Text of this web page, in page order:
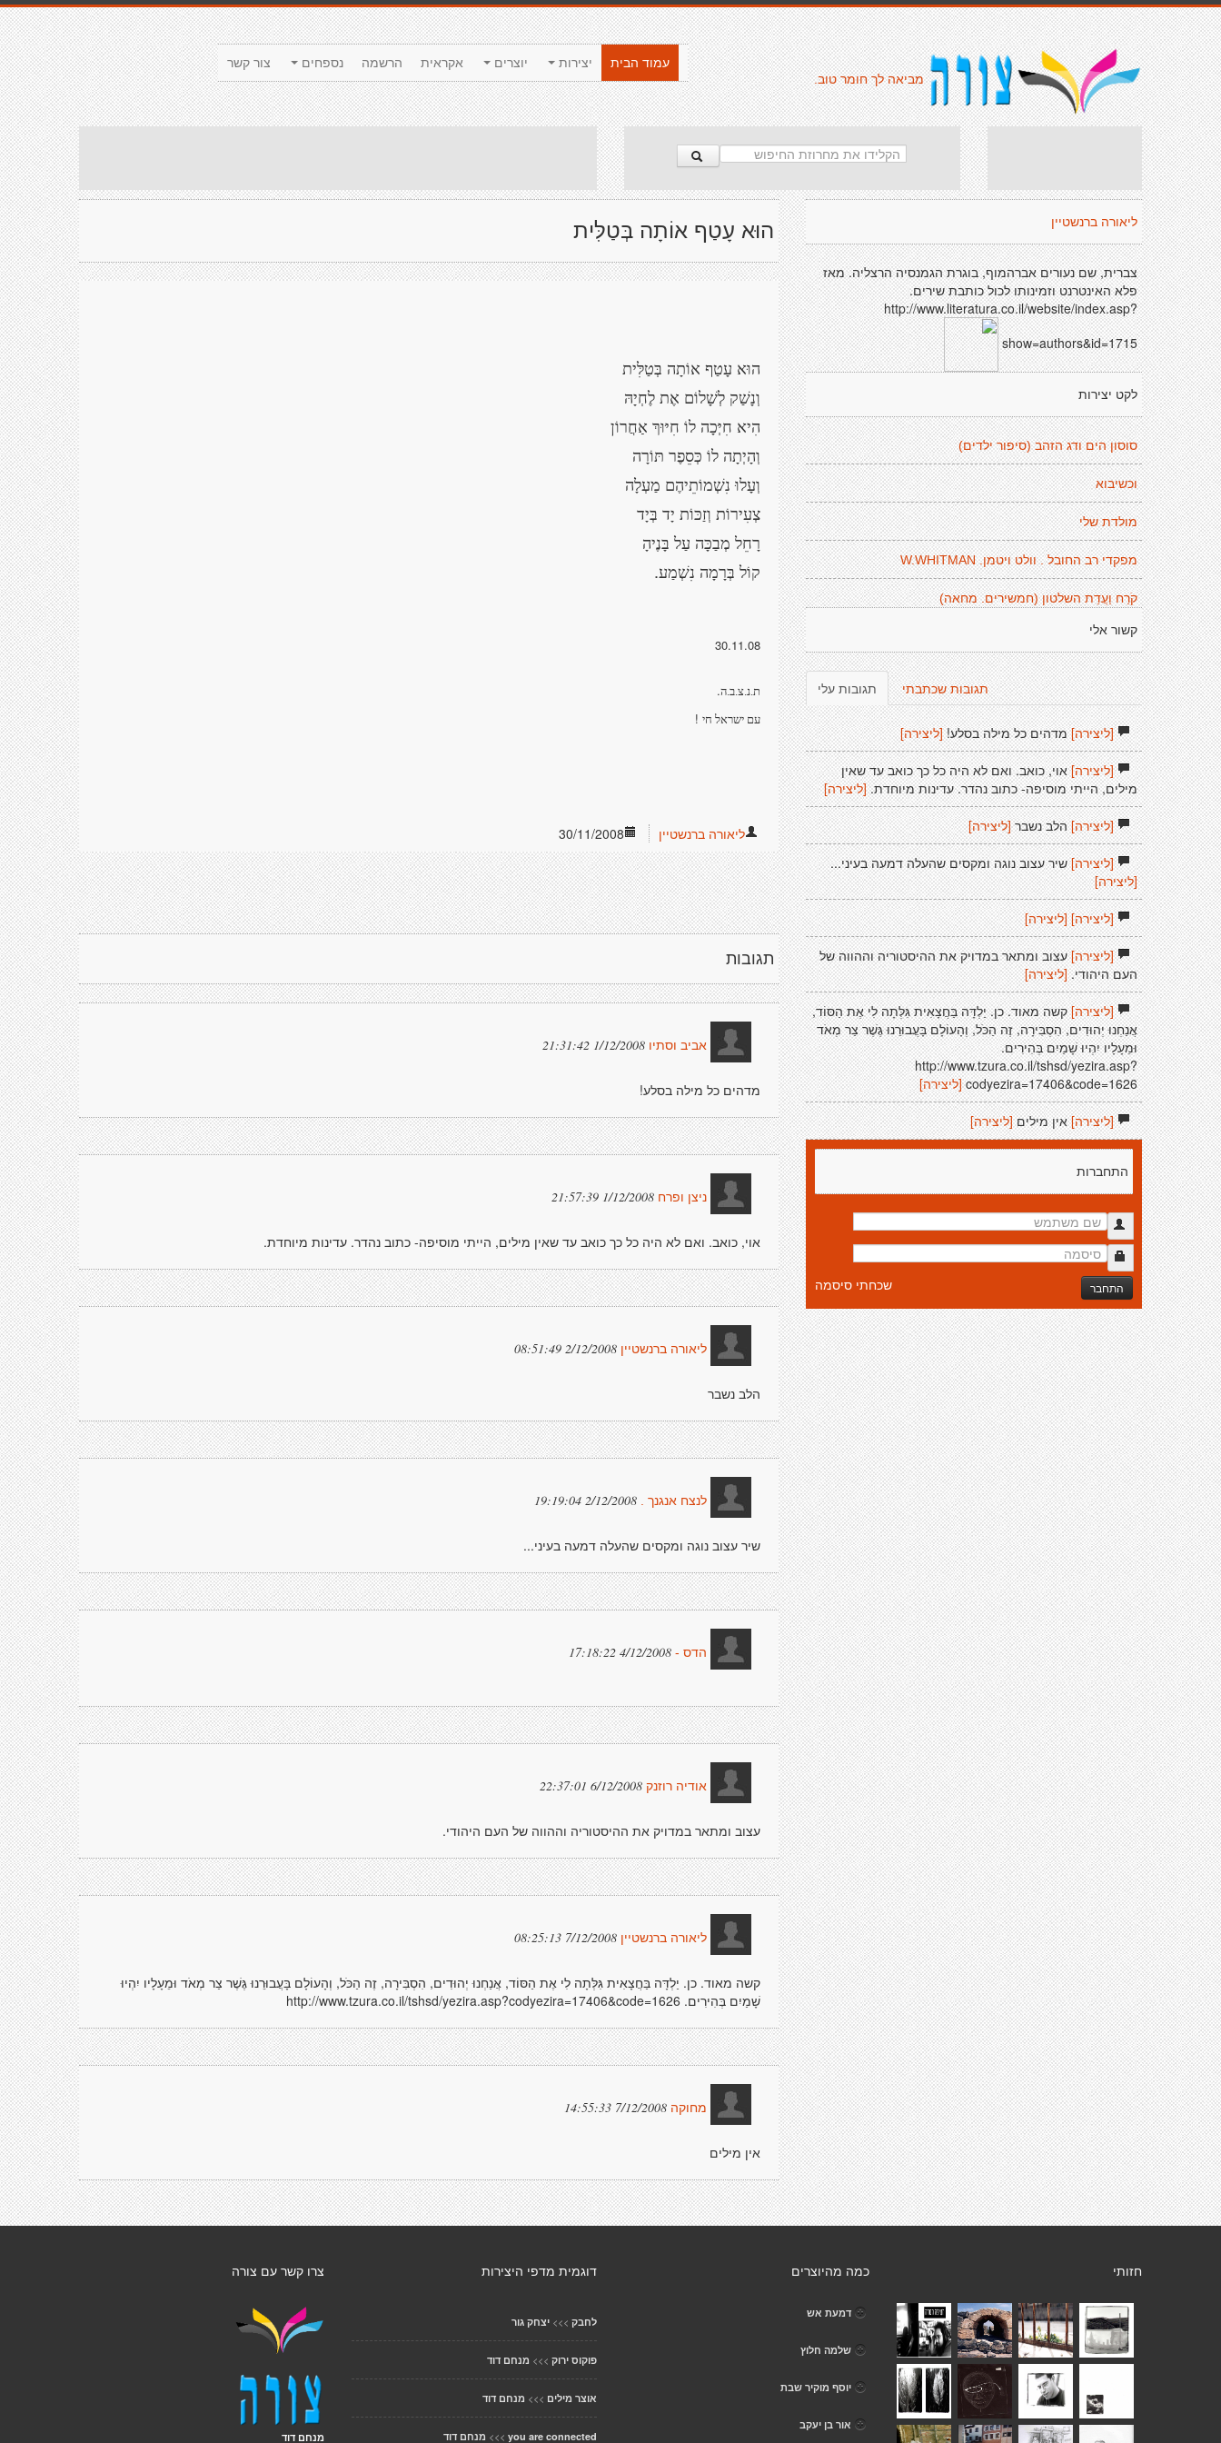
צור קשר נספחים הרשמה אקראית יוצרים יצירות
עמוד הבית
מביאה לך חומר טוב.
הוּא עָטַף אוֹתָה בְּטַלִּית
הוּא עָטַף אוֹתָה בְּטַלִּית
וְנָשַׁק לְשָׁלוֹם אֶת לֶחְיָהּ
הִיא חִיְּכָה לוֹ חִיּוּךְ אַחֲרוֹן
וְהָיְתָה לוֹ כְּסֵפֶר תּוֹרָה
וְעָלוּ נִשְׁמוֹתֵיהֶם מַעְלָה
צְעִירוֹת וְזַכּוֹת יָד בְּיָד
רָחֵל מְבַכָּה עַל בָּנֶיהָ
קוֹל בְּרָמָה נִשְׁמַע.
30.11.08
ת.נ.צ.ב.ה.
עם ישראל חי !
30/11/2008 ליאורה ברנשטיין
תגובות
אביב וסתיו 1/12/2008 21:31:42
מדהים כל מילה בסלע!
ניצן ופרח 1/12/2008 21:57:39
אוי, כואב. ואם לא היה כל כך כואב עד שאין מילים, הייתי מוסיפה- כתוב נהדר. עדינות מיוחדת.
ליאורה ברנשטיין 2/12/2008 08:51:49
הלב נשבר
לנצח אנגנך . 2/12/2008 19:19:04
שיר עצוב נוגה ומקסים שהעלה דמעה בעיני...
הדס - 4/12/2008 17:18:22
אודיה רוזנק 6/12/2008 22:37:01
עצוב ומתאר במדויק את ההיסטוריה וההווה של העם היהודי.
ליאורה ברנשטיין 7/12/2008 08:25:13
קשה מאוד. כן. יַלְדָּה בַּחֲצָאִית גִּלְּתָה לִי אֶת הַסּוֹד, אֲנַחְנוּ יְהוּדִים, הִסְבִּירָה, זֶה הַכֹּל, וְהָעוֹלָם בָּעֲבוּרֵנוּ גֶּשֶׁר צַר מְאֹד וּמֵעָלָיו יִהְיוּ
שָׁמַיִם בְּהִירִים. http://www.tzura.co.il/tshsd/yezira.asp?codyezira=17406&code=1626
מחוקה 7/12/2008 14:55:33
אין מילים
ליאורה ברנשטיין
צברית, שם נעורים אברהמוף, בוגרת הגמנסיה הרצליה. מאז
פלא האינטרנט וזמינותו לכול כותבת שירים.
http://www.literatura.co.il/website/index.asp?
show=authors&id=1715
לקט יצירות
סוסון הים ודג הזהב (סיפור ילדים)
וכשיבוא
מולדת שלי
מפקדי רב החובל . וולט ויטמן. W.WHITMAN
קֹרַח וַעֲדַת השלטון (חמשירים. מחאה)
קשור אלי
תגובות עלי תגובות שכתבתי
[ליצירה]מדהים כל מילה בסלע! [ליצירה]
[ליצירה]אוי, כואב. ואם לא היה כל כך כואב עד שאין
מילים, הייתי מוסיפה- כתוב נהדר. עדינות מיוחדת. [ליצירה]
[ליצירה]הלב נשבר [ליצירה]
[ליצירה]שיר עצוב נוגה ומקסים שהעלה דמעה בעיני...
[ליצירה]
[ליצירה] [ליצירה]
[ליצירה]עצוב ומתאר במדויק את ההיסטוריה וההווה של
העם היהודי.[ליצירה]
[ליצירה]קשה מאוד. כן. יַלְדָּה בַּחֲצָאִית גִּלְּתָה לִי אֶת הַסּוֹד,
אֲנַחְנוּ יְהוּדִים, הִסְבִּירָה, זֶה הַכֹּל, וְהָעוֹלָם בָּעֲבוּרֵנוּ גֶּשֶׁר צַר מְאֹד
וּמֵעָלָיו יִהְיוּ שָׁמַיִם בְּהִירִים.
http://www.tzura.co.il/tshsd/yezira.asp?
codyezira=17406&code=1626 [ליצירה]
[ליצירה]אין מילים [ליצירה]
התחברות
התחבר שכחתי סיסמה
צרו קשר עם צורה
מנחם דוד
דוגמית מדפי היצירות
לחבק >>> יצחק גור
פוקוס ירוק >>> מנחם דוד
אוצר מילים >>> מנחם דוד
you are connected
>>> מנחם דוד
כמה מהיוצרים
דמעת אש
שלמה חלוץ
יוסף מוקיר שבת
אור בן יעקב
חזותי